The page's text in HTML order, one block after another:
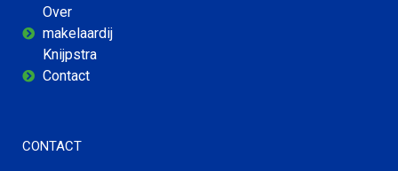
Over
makelaardij
Knijpstra
Contact
CONTACT